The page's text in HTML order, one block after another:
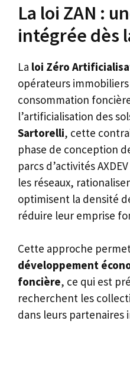
La loi ZAN :
intégrée dès
La loi Zéro
opérateurs
consommation
l’artificialisation des
Sartorelli, cette
phase de conception
parcs d’activités
les réseaux,
optimisent la densité
réduire leur emprise
Cette approche
développement
foncière, ce qui est
recherchent les
dans leurs partenaires